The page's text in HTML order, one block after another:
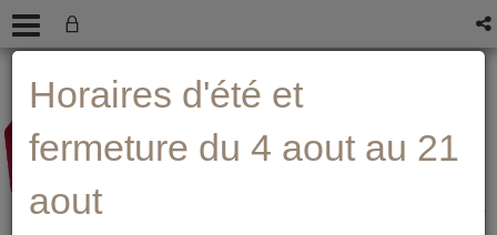
menu
contenu
recherche
Horaires d'été et
fermeture du 4 aout au 21
aout